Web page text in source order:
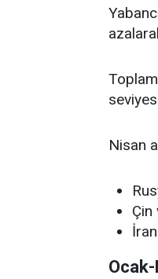
Nisan
Çin